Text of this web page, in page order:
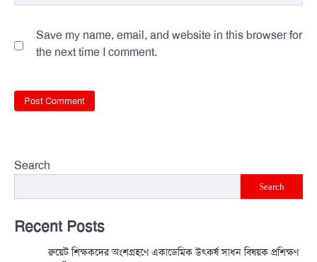
Save my name, email, and website in this browser for
the next time I comment.
Search
Search
Recent Posts
রুয়েট শিক্ষকদের অংশগ্রহণে একাডেমিক উৎকর্ষ সাধন বিষয়ক প্রশিক্ষণ